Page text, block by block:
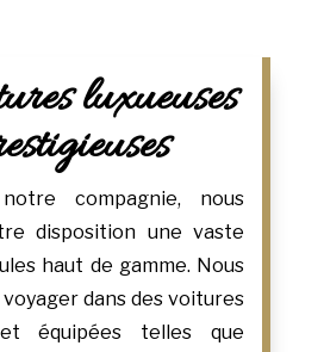
luxueuses
compagnie, nous
disposition une vaste
haut de gamme. Nous
dans des voitures
équipées telles que